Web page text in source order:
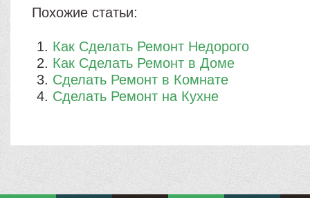
Похожие статьи:
Как Сделать Ремонт Недорого
Как Сделать Ремонт в Доме
Сделать Ремонт в Комнате
Сделать Ремонт на Кухне